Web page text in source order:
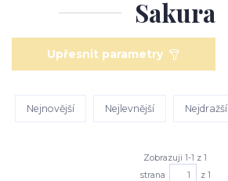
Sakura
Upřesnit parametry
Nejnovější Nejlevnější Nejdražší
Zobrazuji 1-1 z 1
strana
z 1